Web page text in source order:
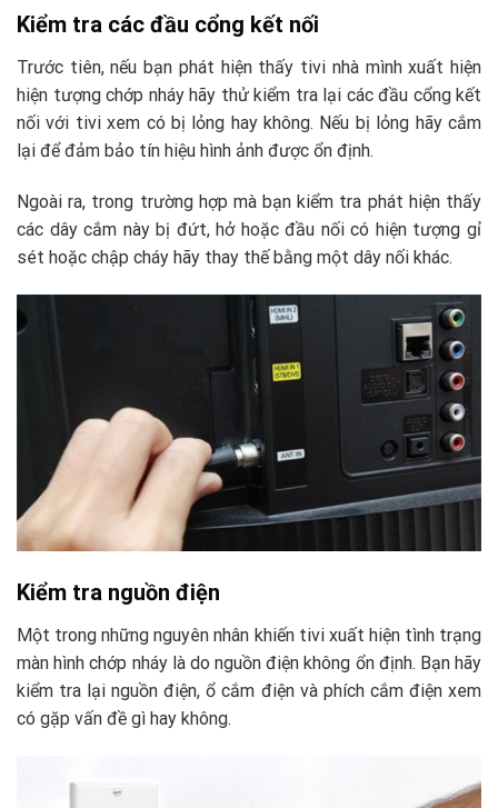
Kiểm tra các đầu cổng kết nối
Trước tiên, nếu bạn phát hiện thấy tivi nhà mình xuất hiện
hiện tượng chớp nháy hãy thử kiểm tra lại các đầu cổng kết
nối với tivi xem có bị lỏng hay không. Nếu bị lỏng hãy cắm
lại để đảm bảo tín hiệu hình ảnh được ổn định.
Ngoài ra, trong trường hợp mà bạn kiểm tra phát hiện thấy
các dây cắm này bị đứt, hở hoặc đầu nối có hiện tượng gỉ
sét hoặc chập cháy hãy thay thế bằng một dây nối khác.
Kiểm tra nguồn điện
Một trong những nguyên nhân khiến tivi xuất hiện tình trạng
màn hình chớp nháy là do nguồn điện không ổn định. Bạn hãy
kiểm tra lại nguồn điện, ổ cắm điện và phích cắm điện xem
có gặp vấn đề gì hay không.